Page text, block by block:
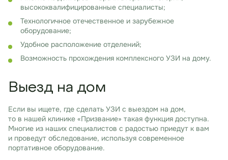
высококвалифицированные специалисты;
Технологичное отечественное и зарубежное
оборудование;
Удобное расположение отделений;
Возможность прохождения комплексного УЗИ на дому.
Выезд на дом
Если вы ищете, где сделать УЗИ с выездом на дом,
то в нашей клинике «Призвание» такая функция доступна.
Многие из наших специалистов с радостью приедут к вам
и проведут обследование, используя современное
портативное оборудование.